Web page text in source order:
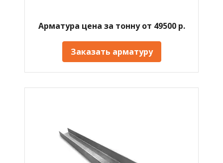
Арматура цена за тонну от 49500 р.
Заказать арматуру